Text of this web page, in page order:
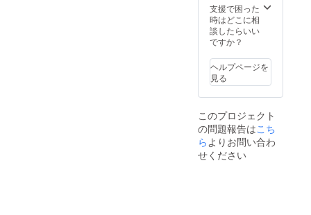
した場
合、正
規販売
価格が
定価格
能性も
ござい
ます。
ご注文
状況、
使用部
材の供
況、製
造工程
上の都
合等に
荷時期
が遅れ
る場合
があり
ます。
支援で困った
時はどこに相
談したらいい
ですか？
ヘルプページを
見る
このプロジェクト
の問題報告はこち
ら よりお問い合わ
せください